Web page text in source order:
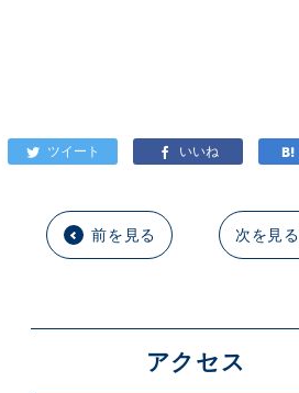
前を見る 次を見る
アクセス